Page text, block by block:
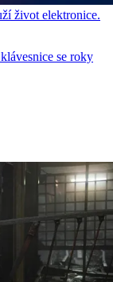
život elektronice.
se roky